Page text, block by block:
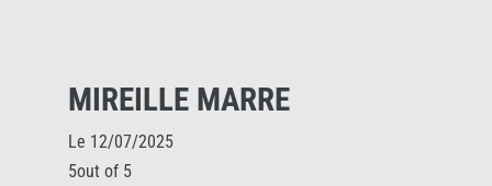
MIREILLE MARRE
Le 12/07/2025
5out of 5